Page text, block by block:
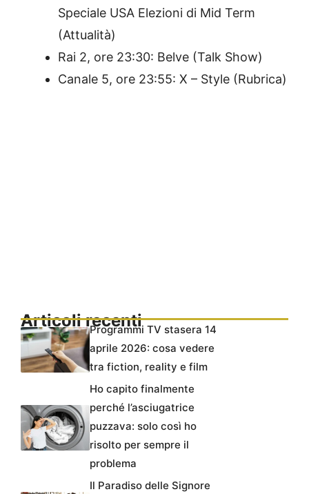
Speciale USA Elezioni di Mid Term
(Attualità)
Rai 2, ore 23:30: Belve (Talk Show)
Canale 5, ore 23:55: X – Style (Rubrica)
Articoli recentiProgrammi TV stasera 14
aprile 2026: cosa vedere
tra fiction, reality e film
Ho capito finalmente
perché l’asciugatrice
puzzava: solo così ho
risolto per sempre il
problema
Il Paradiso delle Signore